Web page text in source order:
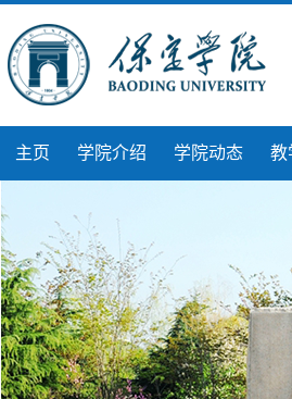
主页 学院介绍 学院动态 教